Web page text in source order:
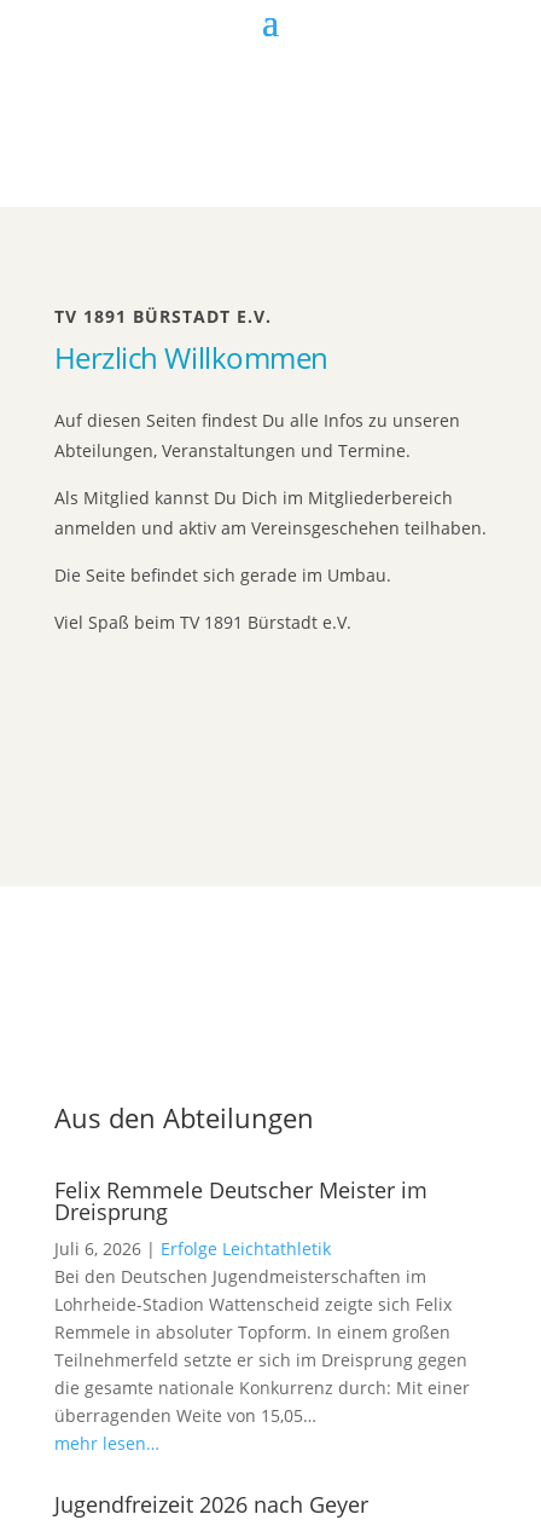
TV 1891 BÜRSTADT E.V.
Herzlich Willkommen
Auf diesen Seiten findest Du alle Infos zu unseren
Abteilungen, Veranstaltungen und Termine.
Als Mitglied kannst Du Dich im Mitgliederbereich
anmelden und aktiv am Vereinsgeschehen teilhaben.
Die Seite befindet sich gerade im Umbau.
Viel Spaß beim TV 1891 Bürstadt e.V.
Aus den Abteilungen
Felix Remmele Deutscher Meister im
Dreisprung
Juli 6, 2026| Erfolge Leichtathletik
Bei den Deutschen Jugendmeisterschaften im
Lohrheide-Stadion Wattenscheid zeigte sich Felix
Remmele in absoluter Topform. In einem großen
Teilnehmerfeld setzte er sich im Dreisprung gegen
die gesamte nationale Konkurrenz durch: Mit einer
überragenden Weite von 15,05…
mehr lesen…
Jugendfreizeit 2026 nach Geyer